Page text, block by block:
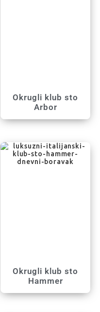
Okrugli klub sto
Arbor
Okrugli klub sto
Hammer